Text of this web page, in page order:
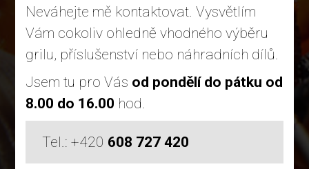
Neváhejte mě kontaktovat. Vysvětlím
Vám cokoliv ohledně vhodného výběru
grilu, příslušenství nebo náhradních dílů.
Jsem tu pro Vás od pondělí do pátku od
8.00 do 16.00 hod.
Tel.: +420 608 727 420